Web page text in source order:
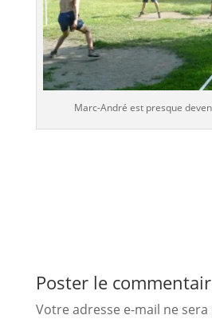
Marc-André est presque
Poster le
Votre adresse e-mail ne sera